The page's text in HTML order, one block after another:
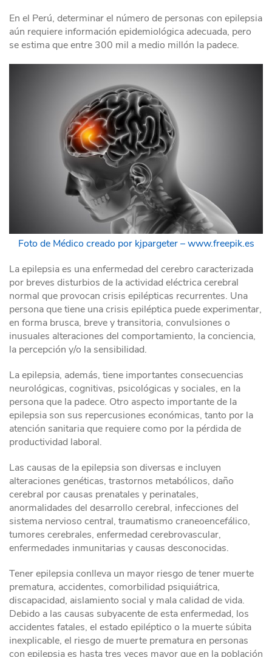
En el Perú, determinar el número de personas con epilepsia
aún requiere información epidemiológica adecuada, pero
se estima que entre 300 mil a medio millón la padece.
Foto de Médico creado por kjpargeter – www.freepik.es
La epilepsia es una enfermedad del cerebro caracterizada
por breves disturbios de la actividad eléctrica cerebral
normal que provocan crisis epilépticas recurrentes. Una
persona que tiene una crisis epiléptica puede experimentar,
en forma brusca, breve y transitoria, convulsiones o
inusuales alteraciones del comportamiento, la conciencia,
la percepción y/o la sensibilidad.
La epilepsia, además, tiene importantes consecuencias
neurológicas, cognitivas, psicológicas y sociales, en la
persona que la padece. Otro aspecto importante de la
epilepsia son sus repercusiones económicas, tanto por la
atención sanitaria que requiere como por la pérdida de
productividad laboral.
Las causas de la epilepsia son diversas e incluyen
alteraciones genéticas, trastornos metabólicos, daño
cerebral por causas prenatales y perinatales,
anormalidades del desarrollo cerebral, infecciones del
sistema nervioso central, traumatismo craneoencefálico,
tumores cerebrales, enfermedad cerebrovascular,
enfermedades inmunitarias y causas desconocidas.
Tener epilepsia conlleva un mayor riesgo de tener muerte
prematura, accidentes, comorbilidad psiquiátrica,
discapacidad, aislamiento social y mala calidad de vida.
Debido a las causas subyacente de esta enfermedad, los
accidentes fatales, el estado epiléptico o la muerte súbita
inexplicable, el riesgo de muerte prematura en personas
con epilepsia es hasta tres veces mayor que en la población